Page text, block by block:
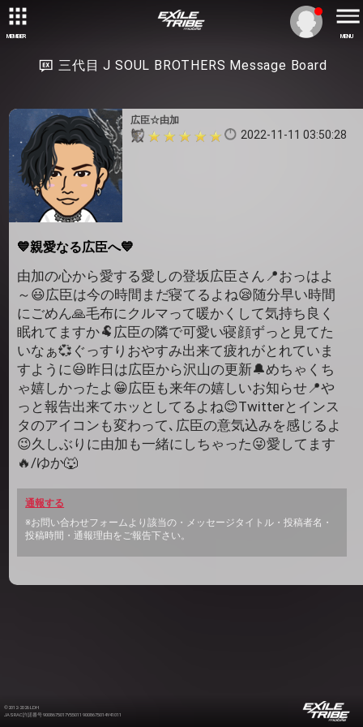
MEMBER MENU
三代目 J SOUL BROTHERS Message Board
広臣☆由加
2022-11-11 03:50:28
💙親愛なる広臣へ💙
由加の心から愛する愛しの登坂広臣さん📍おっはよ
～😃広臣は今の時間まだ寝てるよね😪随分早い時間
にごめん🙏毛布にクルマって暖かくして気持ち良く
眠れてますか🐏広臣の隣で可愛い寝顔ずっと見てた
いなぁ💞ぐっすりおやすみ出来て疲れがとれていま
すように😃昨日は広臣から沢山の更新🔔めちゃくち
ゃ嬉しかったよ😁広臣も来年の嬉しいお知らせ📍や
っと報告出来てホッとしてるよね😊Twitterとインス
タのアイコンも変わって､広臣の意気込みを感じるよ
😉久しぶりに由加も一緒にしちゃった😜愛してます
🔥/ゆか🐺
通報する
※お問い合わせフォームより該当の・メッセージタイトル・投稿者名・
投稿時間・通報理由をご報告下さい。
©2012-2026 LDH
JASRAC許諾番号 9008675017Y55011 9008675014Y41011